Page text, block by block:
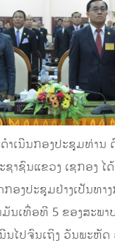
ນີນກອງປະຊຸມທ່ານ ດົ
ຊາຊົນແຂວງ ເຊກອງ ໄ
ອງປະຊຸມຢ່າງເປັນທາ
ນເທື່ອທີ 5 ຂອງສະພາ
ນໄປຈົນເຖິງ ວັນພະຫັ